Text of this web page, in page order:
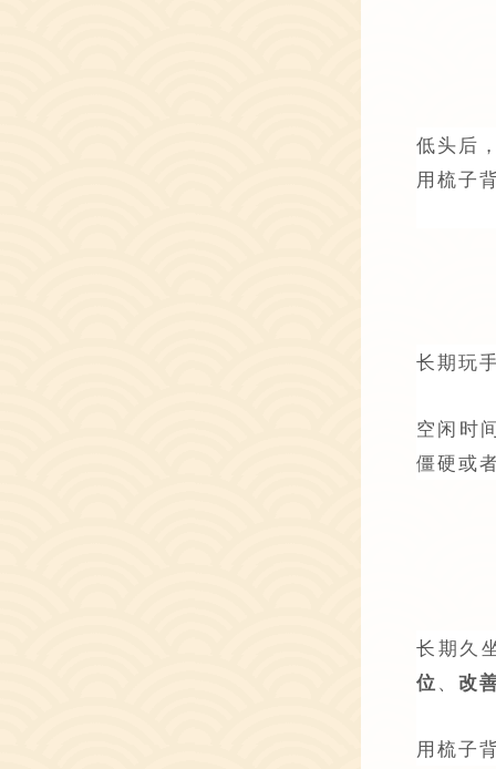
低头后
用梳子
长期玩
空闲时
僵硬或
长期久
位、 改
用梳子